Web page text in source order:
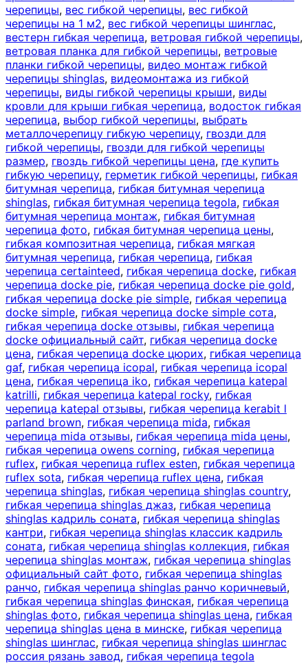
черепицы, вес гибкой черепицы, вес гибкой
черепицы на 1 м2, вес гибкой черепицы шинглас,
вестерн гибкая черепица, ветровая гибкой черепицы,
ветровая планка для гибкой черепицы, ветровые
планки гибкой черепицы, видео монтаж гибкой
черепицы shinglas, видеомонтажа из гибкой
черепицы, виды гибкой черепицы крыши, виды
кровли для крыши гибкая черепица, водосток гибкая
черепица, выбор гибкой черепицы, выбрать
металлочерепицу гибкую черепицу, гвозди для
гибкой черепицы, гвозди для гибкой черепицы
размер, гвоздь гибкой черепицы цена, где купить
гибкую черепицу, герметик гибкой черепицы, гибкая
битумная черепица, гибкая битумная черепица
shinglas, гибкая битумная черепица tegola, гибкая
битумная черепица монтаж, гибкая битумная
черепица фото, гибкая битумная черепица цены,
гибкая композитная черепица, гибкая мягкая
битумная черепица, гибкая черепица, гибкая
черепица certainteed, гибкая черепица docke, гибкая
черепица docke pie, гибкая черепица docke pie gold,
гибкая черепица docke pie simple, гибкая черепица
docke simple, гибкая черепица docke simple сота,
гибкая черепица docke отзывы, гибкая черепица
docke официальный сайт, гибкая черепица docke
цена, гибкая черепица docke цюрих, гибкая черепица
gaf, гибкая черепица icopal, гибкая черепица icopal
цена, гибкая черепица iko, гибкая черепица katepal
katrilli, гибкая черепица katepal rocky, гибкая
черепица katepal отзывы, гибкая черепица kerabit l
parland brown, гибкая черепица mida, гибкая
черепица mida отзывы, гибкая черепица mida цены,
гибкая черепица owens corning, гибкая черепица
ruflex, гибкая черепица ruflex esten, гибкая черепица
ruflex sota, гибкая черепица ruflex цена, гибкая
черепица shinglas, гибкая черепица shinglas country,
гибкая черепица shinglas джаз, гибкая черепица
shinglas кадриль соната, гибкая черепица shinglas
кантри, гибкая черепица shinglas классик кадриль
соната, гибкая черепица shinglas коллекция, гибкая
черепица shinglas монтаж, гибкая черепица shinglas
официальный сайт фото, гибкая черепица shinglas
ранчо, гибкая черепица shinglas ранчо коричневый,
гибкая черепица shinglas финская, гибкая черепица
shinglas фото, гибкая черепица shinglas цена, гибкая
черепица shinglas цена в минске, гибкая черепица
shinglas шинглас, гибкая черепица shinglas шинглас
россия рязань завод, гибкая черепица tegola